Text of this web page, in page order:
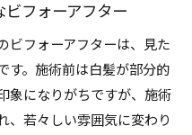
ビフォーアフター
ビフォーアフターは、見た
す。施術前は白髪が部分的
象になりがちですが、施術
、若々しい雰囲気に変わり